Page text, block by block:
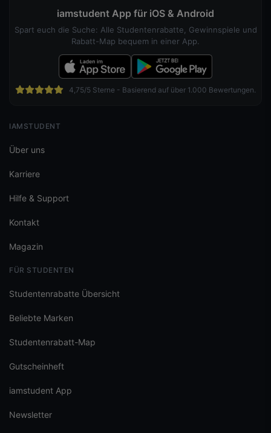
iamstudent App für iOS & Android
Spart euch die Suche: Alle Studentenrabatte, Gewinnspiele und
Rabatt-Map bequem in einer App.
4,75/5 Sterne - Basierend auf über 1.000 Bewertungen.
IAMSTUDENT
Über uns
Karriere
Hilfe & Support
Kontakt
Magazin
FÜR STUDENTEN
Studentenrabatte Übersicht
Beliebte Marken
Studentenrabatt-Map
Gutscheinheft
iamstudent App
Newsletter